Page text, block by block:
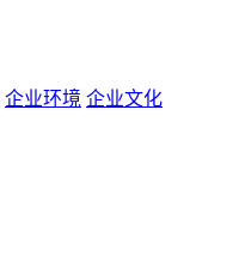
企业环境 企业文化